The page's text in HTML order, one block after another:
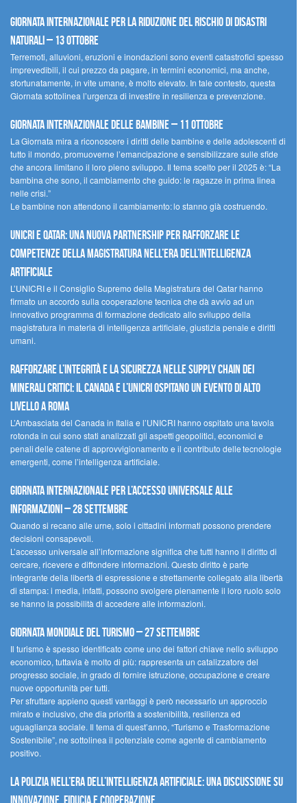
Giornata internazionale per la riduzione del rischio di disastri
naturali – 13 ottobre
Terremoti, alluvioni, eruzioni e inondazioni sono eventi catastrofici spesso
imprevedibili, il cui prezzo da pagare, in termini economici, ma anche,
sfortunatamente, in vite umane, è molto elevato. In tale contesto, questa
Giornata sottolinea l’urgenza di investire in resilienza e prevenzione.
Giornata internazionale delle bambine – 11 ottobre
La Giornata mira a riconoscere i diritti delle bambine e delle adolescenti di
tutto il mondo, promuoverne l’emancipazione e sensibilizzare sulle sfide
che ancora limitano il loro pieno sviluppo. Il tema scelto per il 2025 è: “La
bambina che sono, il cambiamento che guido: le ragazze in prima linea
nelle crisi.”
Le bambine non attendono il cambiamento: lo stanno già costruendo.
UNICRI e Qatar: una nuova partnership per rafforzare le
competenze della magistratura nell’era dell’intelligenza
artificiale
L’UNICRI e il Consiglio Supremo della Magistratura del Qatar hanno
firmato un accordo sulla cooperazione tecnica che dà avvio ad un
innovativo programma di formazione dedicato allo sviluppo della
magistratura in materia di intelligenza artificiale, giustizia penale e diritti
umani.
Rafforzare l’integrità e la sicurezza nelle supply chain dei
minerali critici: il Canada e l’UNICRI ospitano un evento di alto
livello a Roma
L’Ambasciata del Canada in Italia e l’UNICRI hanno ospitato una tavola
rotonda in cui sono stati analizzati gli aspetti geopolitici, economici e
penali delle catene di approvvigionamento e il contributo delle tecnologie
emergenti, come l’intelligenza artificiale.
Giornata internazionale per l’accesso universale alle
informazioni – 28 settembre
Quando si recano alle urne, solo i cittadini informati possono prendere
decisioni consapevoli.
L’accesso universale all’informazione significa che tutti hanno il diritto di
cercare, ricevere e diffondere informazioni. Questo diritto è parte
integrante della libertà di espressione e strettamente collegato alla libertà
di stampa: i media, infatti, possono svolgere pienamente il loro ruolo solo
se hanno la possibilità di accedere alle informazioni.
Giornata mondiale del turismo – 27 settembre
Il turismo è spesso identificato come uno dei fattori chiave nello sviluppo
economico, tuttavia è molto di più: rappresenta un catalizzatore del
progresso sociale, in grado di fornire istruzione, occupazione e creare
nuove opportunità per tutti.
Per sfruttare appieno questi vantaggi è però necessario un approccio
mirato e inclusivo, che dia priorità a sostenibilità, resilienza ed
uguaglianza sociale. Il tema di quest’anno, “Turismo e Trasformazione
Sostenibile”, ne sottolinea il potenziale come agente di cambiamento
positivo.
La polizia nell’era dell’Intelligenza Artificiale: una discussione su